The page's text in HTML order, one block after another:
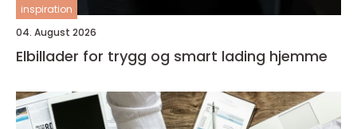
inspiration
04. August 2026
Elbillader for trygg og smart lading hjemme